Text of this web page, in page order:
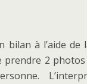
bilan à l’aide
prendre 2